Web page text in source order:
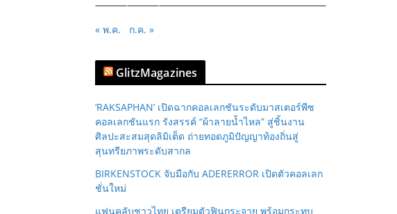
« พ.ค. ก.ค. »
GlitzMagazines
‘RAKSAPHAN’ เปิดฉากคอลเลกชันระดับมาสเตอร์พีซ
คอลเลกชันแรก รังสรรค์ “ผ้าลายน้ำไหล” สู่ชิ้นงาน
ศิลปะสะสมสุดลิมิเต็ด ถ่ายทอดภูมิปัญญาท้องถิ่นสู่
สุนทรียภาพระดับสากล
BIRKENSTOCK จับมือกับ ADERERROR เปิดตัวคอลเลก
ชั่นใหม่
แฟนคลับชาวไทย เตรียมตัวฟินกระจาย พร้อมกระทบ